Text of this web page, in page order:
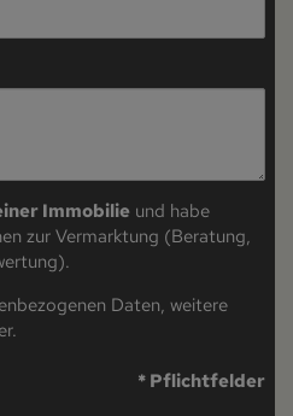
Immobilie und habe
zur Vermarktung (Beratung,
Daten, weitere
.
* Pflichtfelder